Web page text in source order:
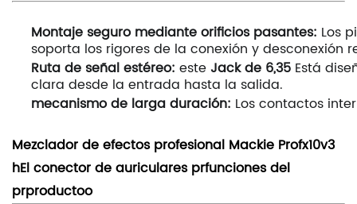
Montaje seguro mediante orificios pasantes: Los
soporta los rigores de la conexión y desconexión
Ruta de señal estéreo: este Jack de 6,35 Está
clara desde la entrada hasta la salida.
mecanismo de larga duración: Los contactos
Mezclador de efectos profesional Mackie Profx10v3
hEl conector de auriculares prfunciones del
prproductoo